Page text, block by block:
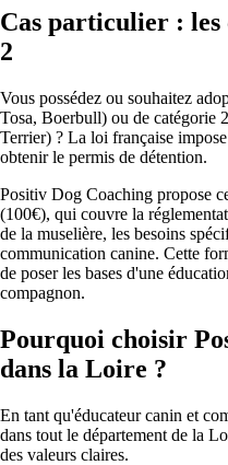
Cas particulier : les
2
Vous possédez ou souhaitez
Tosa, Boerbull) ou de catégorie
Terrier) ? La loi française
obtenir le permis de détention.
Positiv Dog Coaching propose
(100€), qui couvre la
de la muselière, les besoins
communication canine. Cette
de poser les bases d'une
compagnon.
Pourquoi choisir
dans la Loire ?
En tant qu'éducateur canin et
dans tout le département de la
des valeurs claires.